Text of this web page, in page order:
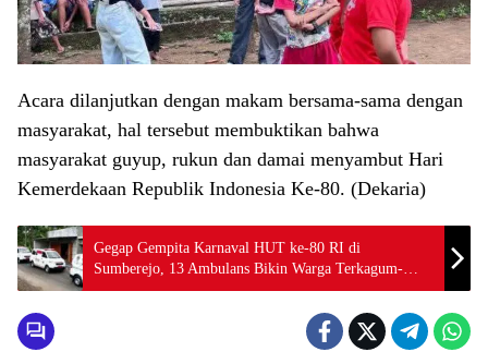
Acara dilanjutkan dengan makam bersama-sama dengan
masyarakat, hal tersebut membuktikan bahwa
masyarakat guyup, rukun dan damai menyambut Hari
Kemerdekaan Republik Indonesia Ke-80. (Dekaria)
Gegap Gempita Karnaval HUT ke-80 RI di
Sumberejo, 13 Ambulans Bikin Warga Terkagum-
kagum